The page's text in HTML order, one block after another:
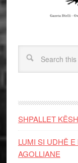
SHPALLET
LUMI SI UDHË
AGOLLIANE